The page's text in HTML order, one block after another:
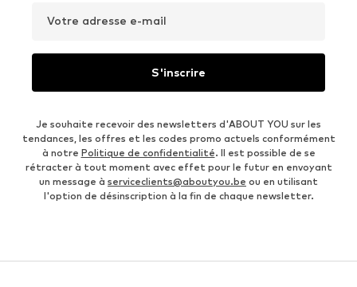
Votre adresse e-mail
S'inscrire
Je souhaite recevoir des newsletters d'ABOUT YOU sur les
tendances, les offres et les codes promo actuels conformément
à notre Politique de confidentialité. Il est possible de se
rétracter à tout moment avec effet pour le futur en envoyant
un message à serviceclients@aboutyou.be ou en utilisant
l'option de désinscription à la fin de chaque newsletter.